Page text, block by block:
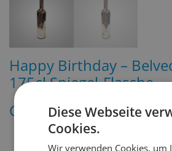
Happy Birthday –
175cl Spiegel-Flasche
CHF
210.00
inkl. MWST
Diese Webseite
Cookies.
Wir verwenden Cookies, um